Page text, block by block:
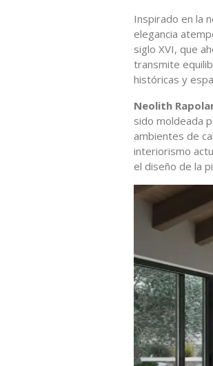
Inspirado en la
elegancia
siglo XVI, que
transmite
históricas y
Neolith
sido moldeada
ambientes de
interiorismo
el diseño de la